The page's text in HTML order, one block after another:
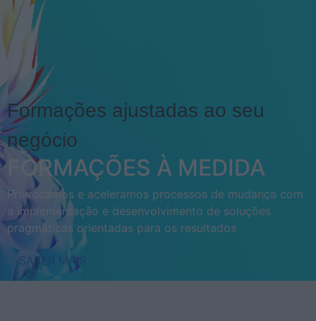
Formações ajustadas ao seu
negócio
FORMAÇÕES À MEDIDA
Provocamos e aceleramos processos de mudança com
a implementação e desenvolvimento de soluções
pragmáticas orientadas para os resultados
SABER MAIS